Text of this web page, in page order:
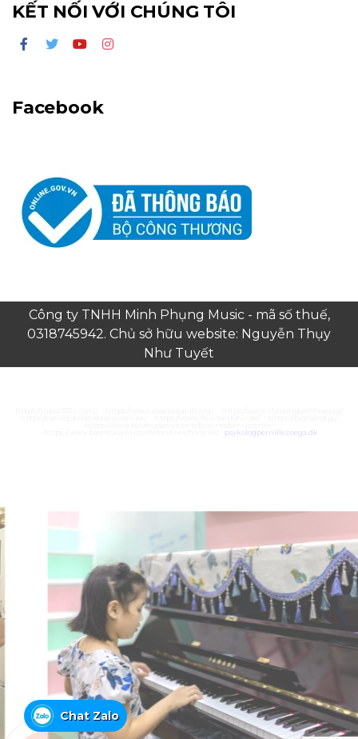
KẾT NỐI VỚI CHÚNG TÔI
Facebook
Công ty TNHH Minh Phụng Music - mã số thuế,
0318745942. Chủ sở hữu website: Nguyễn Thụy
Như Tuyết
Chat Zalo
psykologpernillezoega.dk